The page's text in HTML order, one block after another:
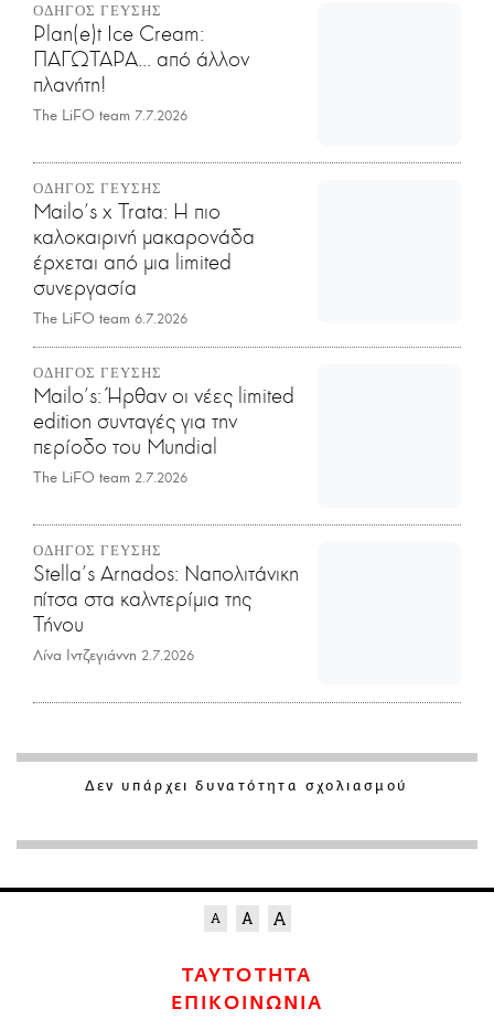
ΟΔΗΓΟΣ ΓΕΥΣΗΣ
Plan(e)t Ice Cream:
ΠΑΓΩΤΑΡΑ... από άλλον
πλανήτη!
The LiFO team 7.7.2026
ΟΔΗΓΟΣ ΓΕΥΣΗΣ
Mailo’s x Trata: Η πιο
καλοκαιρινή μακαρονάδα
έρχεται από μια limited
συνεργασία
The LiFO team 6.7.2026
ΟΔΗΓΟΣ ΓΕΥΣΗΣ
Mailo’s: Ήρθαν οι νέες limited
edition συνταγές για την
περίοδο του Mundial
The LiFO team 2.7.2026
ΟΔΗΓΟΣ ΓΕΥΣΗΣ
Stella's Arnados: Ναπολιτάνικη
πίτσα στα καλντερίμια της
Τήνου
Λίνα Ιντζεγιάννη 2.7.2026
Δεν υπάρχει δυνατότητα σχολιασμού
ΤΑΥΤΟΤΗΤΑ
ΕΠΙΚΟΙΝΩΝΙΑ